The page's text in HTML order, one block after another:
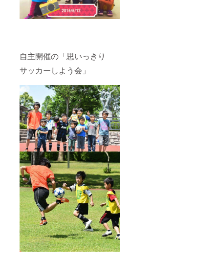
自主開催の「思いっきり
サッカーしよう会」